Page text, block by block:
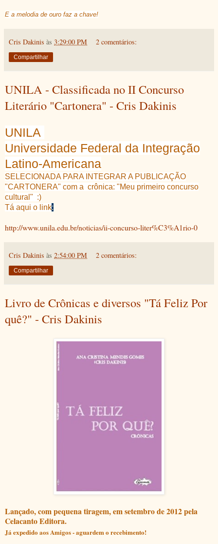
E a melodia de ouro faz a chave!
Cris Dakinis às 3:29:00 PM 2 comentários:
Compartilhar
UNILA - Classificada no II Concurso
Literário "Cartonera" - Cris Dakinis
UNILA
Universidade Federal da Integração
Latino-Americana
SELECIONADA PARA INTEGRAR A PUBLICAÇÃO
"CARTONERA" com a crônica: "Meu primeiro concurso
cultural" :)
Tá aqui o link:
http://www.unila.edu.br/noticias/ii-concurso-liter%C3%A1rio-0
Cris Dakinis às 2:54:00 PM 2 comentários:
Compartilhar
Livro de Crônicas e diversos "Tá Feliz Por
quê?" - Cris Dakinis
Lançado, com pequena tiragem, em setembro de 2012 pela
Celacanto Editora.
Já expedido aos Amigos - aguardem o recebimento!